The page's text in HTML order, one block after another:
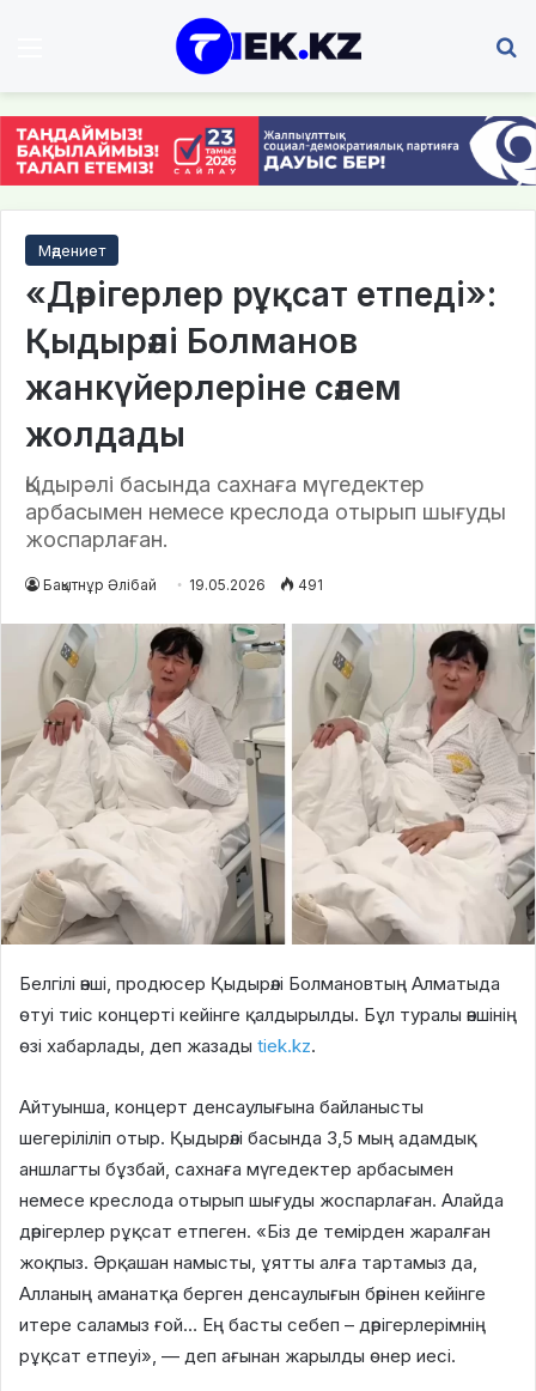
Мәдениет
«Дәрігерлер рұқсат етпеді»:
Қыдырәлі Болманов
жанкүйерлеріне сәлем
жолдады
Қыдырәлі басында сахнаға мүгедектер
арбасымен немесе креслода отырып шығуды
жоспарлаған.
Бақытнұр Әлібай 19.05.2026 491
Белгілі әнші, продюсер Қыдырәлі Болмановтың Алматыда
өтуі тиіс концерті кейінге қалдырылды. Бұл туралы әншінің
өзі хабарлады, деп жазады tiek.kz.
Айтуынша, концерт денсаулығына байланысты
шегеріліліп отыр. Қыдырәлі басында 3,5 мың адамдық
аншлагты бұзбай, сахнаға мүгедектер арбасымен
немесе креслода отырып шығуды жоспарлаған. Алайда
дәрігерлер рұқсат етпеген. «Біз де темірден жаралған
жоқпыз. Әрқашан намысты, ұятты алға тартамыз да,
Алланың аманатқа берген денсаулығын бәрінен кейінге
итере саламыз ғой… Ең басты себеп – дәрігерлерімнің
рұқсат етпеуі», — деп ағынан жарылды өнер иесі.